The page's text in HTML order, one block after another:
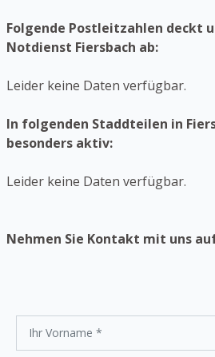
Folgende Postleitzahlen deckt
Notdienst Fiersbach ab:
Leider keine Daten verfügbar.
In folgenden Staddteilen in
besonders aktiv:
Leider keine Daten verfügbar.
Nehmen Sie Kontakt mit uns